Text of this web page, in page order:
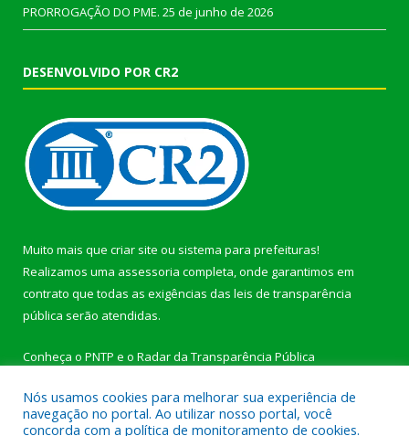
PRORROGAÇÃO DO PME. 25 de junho de 2026
DESENVOLVIDO POR CR2
Muito mais que criar site ou sistema para prefeituras!
Realizamos uma assessoria completa, onde garantimos em
contrato que todas as exigências das leis de transparência
pública serão atendidas.
Conheça o PNTP e o Radar da Transparência Pública
Nós usamos cookies para melhorar sua experiência de
navegação no portal. Ao utilizar nosso portal, você
concorda com a política de monitoramento de cookies.